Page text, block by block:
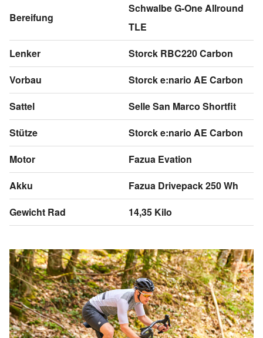
Bereifung
Schwalbe G-One Allround
TLE
Lenker
Storck RBC220 Carbon
Vorbau
Storck e:nario AE Carbon
Sattel
Selle San Marco Shortfit
Stütze
Storck e:nario AE Carbon
Motor
Fazua Evation
Akku
Fazua Drivepack 250 Wh
Gewicht Rad
14,35 Kilo